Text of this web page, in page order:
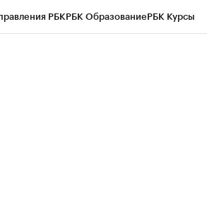
РБКРБК ОбразованиеРБК Курсы